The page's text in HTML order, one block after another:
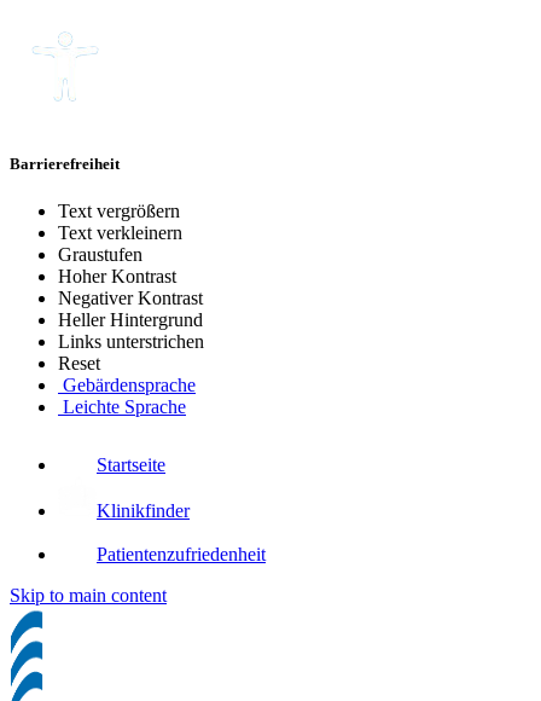
Barrierefreiheit
Text vergrößern
Text verkleinern
Graustufen
Hoher Kontrast
Negativer Kontrast
Heller Hintergrund
Links unterstrichen
Reset
Gebärdensprache
Leichte Sprache
Startseite
Klinikfinder
Patientenzufriedenheit
Skip to main content